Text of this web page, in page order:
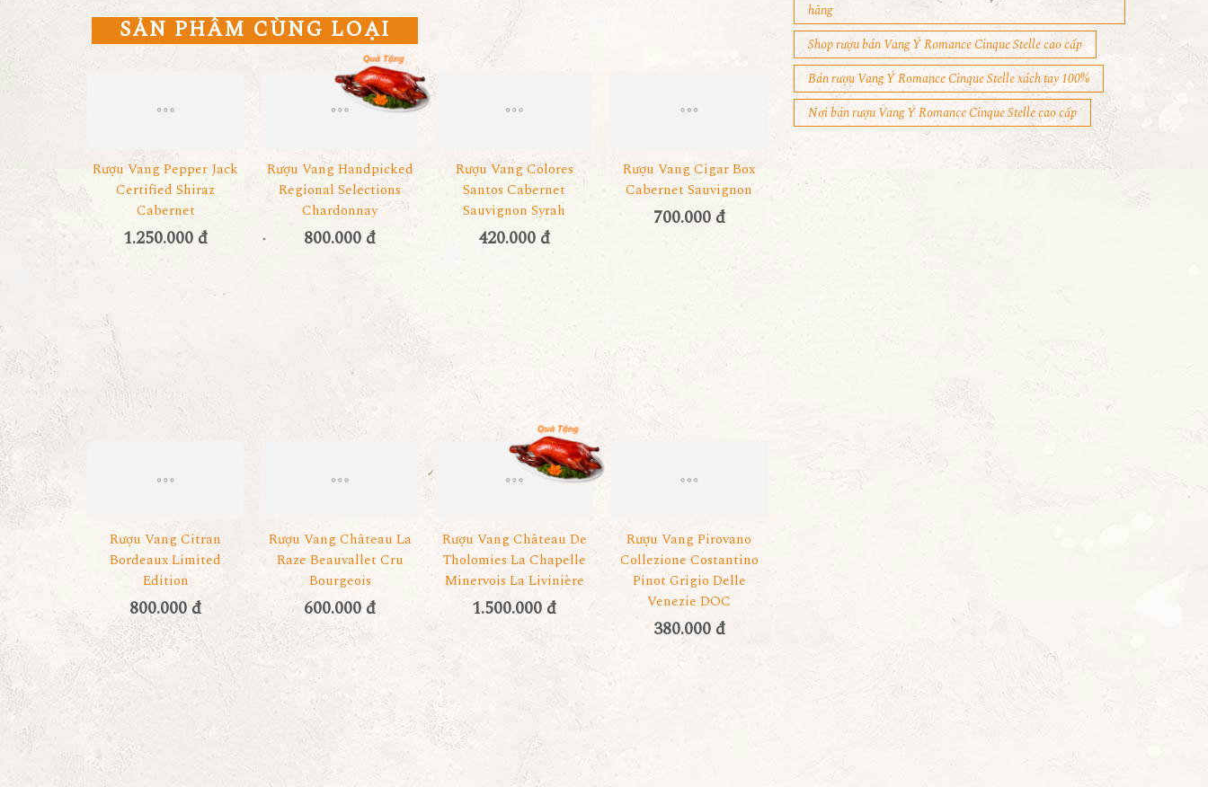
SẢN PHẨM CÙNG LOẠI
Rượu Vang Pepper Jack
Certified Shiraz
Cabernet
1.250.000 đ
Rượu Vang Handpicked
Regional Selections
Chardonnay
800.000 đ
Rượu Vang Colores
Santos Cabernet
Sauvignon Syrah
420.000 đ
Rượu Vang Cigar Box
Cabernet Sauvignon
700.000 đ
Rượu Vang Citran
Bordeaux Limited
Edition
800.000 đ
Rượu Vang Château La
Raze Beauvallet Cru
Bourgeois
600.000 đ
Rượu Vang Château De
Tholomies La Chapelle
Minervois La Livinière
1.500.000 đ
Rượu Vang Pirovano
Collezione Costantino
Pinot Grigio Delle
Venezie DOC
380.000 đ
hãng
Shop rượu bán Vang Ý Romance Cinque Stelle cao cấp
Bán rượu Vang Ý Romance Cinque Stelle xách tay 100%
Nơi bán rượu Vang Ý Romance Cinque Stelle cao cấp